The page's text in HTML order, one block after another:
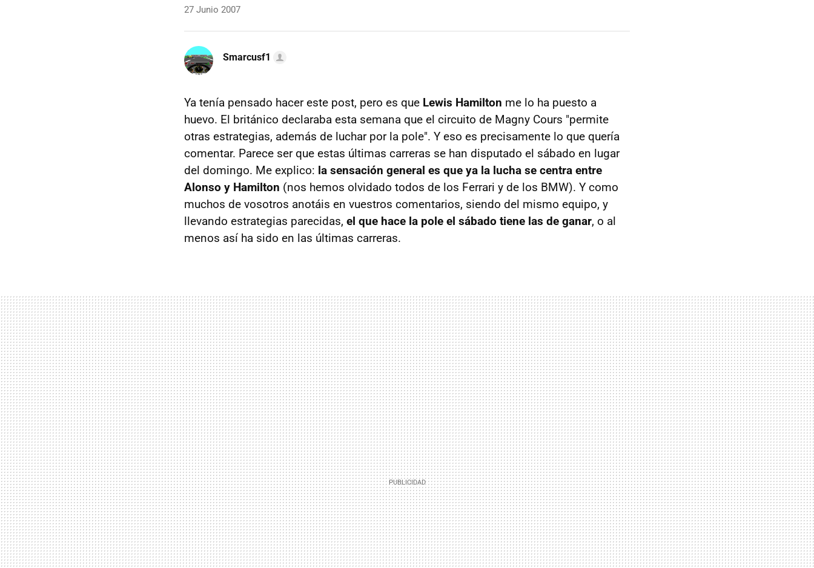
27 Junio 2007
Smarcusf1
Ya tenía pensado hacer este post, pero es que Lewis Hamilton me lo ha puesto a
huevo. El británico declaraba esta semana que el circuito de Magny Cours "permite
otras estrategias, además de luchar por la pole". Y eso es precisamente lo que quería
comentar. Parece ser que estas últimas carreras se han disputado el sábado en lugar
del domingo. Me explico: la sensación general es que ya la lucha se centra entre
Alonso y Hamilton (nos hemos olvidado todos de los Ferrari y de los BMW). Y como
muchos de vosotros anotáis en vuestros comentarios, siendo del mismo equipo, y
llevando estrategias parecidas, el que hace la pole el sábado tiene las de ganar, o al
menos así ha sido en las últimas carreras.